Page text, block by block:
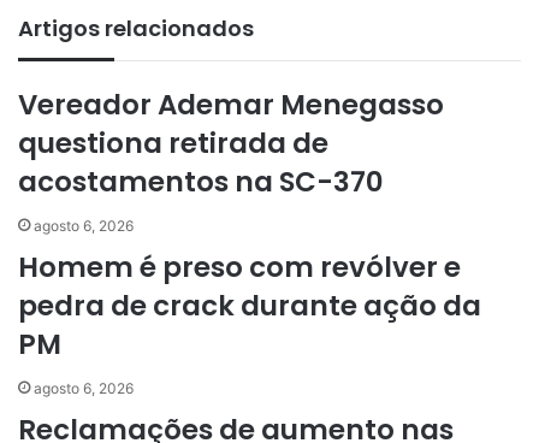
Artigos relacionados
Vereador Ademar Menegasso
questiona retirada de
acostamentos na SC-370
agosto 6, 2026
Homem é preso com revólver e
pedra de crack durante ação da
PM
agosto 6, 2026
Reclamações de aumento nas